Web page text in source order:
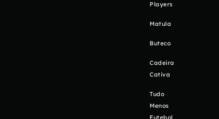
Players
Matula
Buteco
Cadeira
Cativa
Tudo
Menos
Futebol